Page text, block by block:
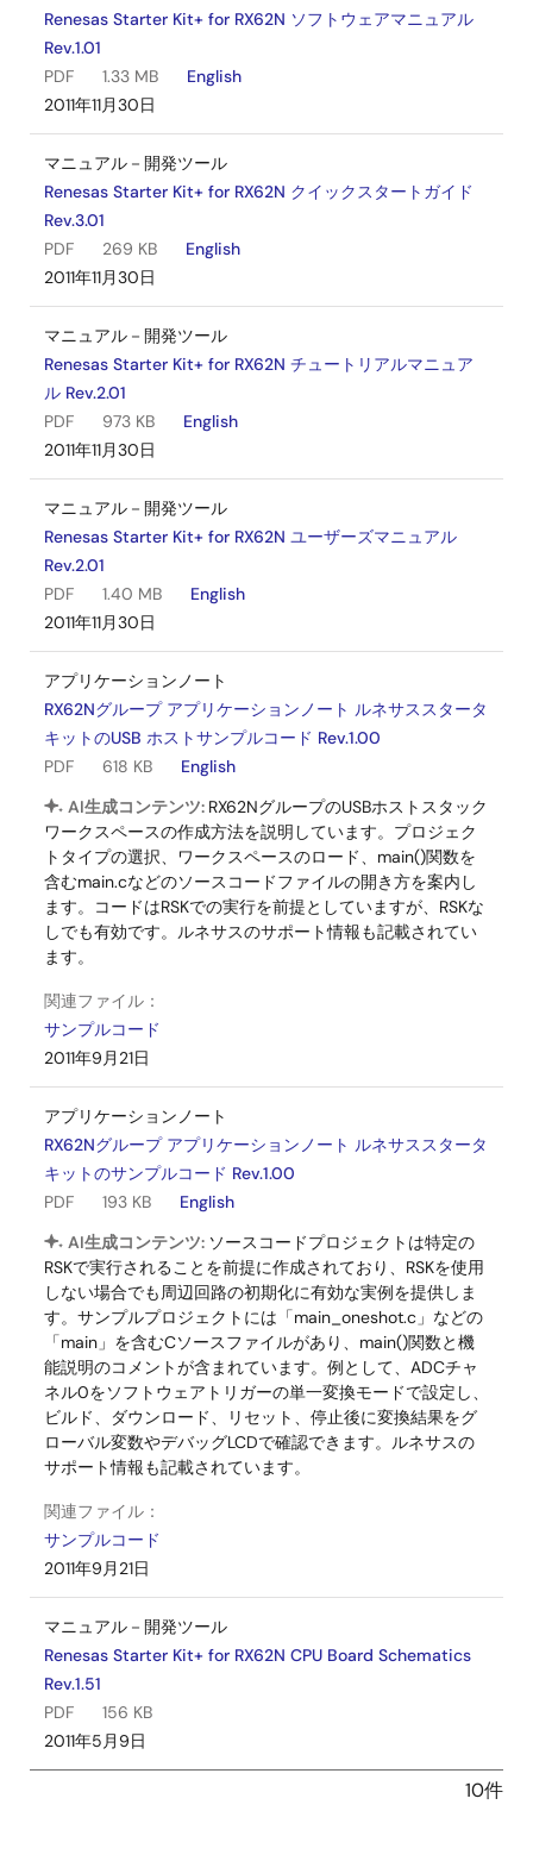
Ethernet (for PHY)：25 MHz
ポテンショメ
ータ
単回転タイプ, 10 kΩ
5 V電源用：(緑) x 1
ユーザ用：(緑) x 1、(橙) x 1, (赤)
Ethernet Status用：(緑) x 3, (黄)
スイッチ
ユーザスイッチ x 3
DIPスイッチ
DC電源コネク
タ
とJ11をオープン(デフォルト)
5 V入力：ジャンパーのJ10とJ11
をショート
クタ
3.3 V入力：2 ピンヘッダ
E1 コネクタ 14 ピン ボックスヘッダ
E20 コネクタ
USBコネクタ
OTG：USB-MiniAB
Function：USB-MiniB
RS232 コネク
9 ピン D-sub
LCDディスプレ
イコネクタ
14 ピン ソケット
LCDパネルコネ
クタ
2.54 mmピッチ, 50 ピン (TFT)
拡張基板イン
2.54 mmピッチ, 26 ピン x 2 (JA1,
BUSインタフ
ェースオプシ
ョン
※USB電源コネクタ、E20コネクタ、USBコネクタ(USB-
MiniB)、LCDパネルコネクタ、拡張基板インタフェース、バス
インタフェースは、製品に付属していません。
※実装しているポテンショメータの仕様は、メーカのサイトを
参照してください。
Renesas Starter Kit+ for RX62N ソフトウェアマニュアル
Rev.1.01
PDF
1.33 MB
English
2011年11月30日
マニュアル－開発ツール
Renesas Starter Kit+ for RX62N クイックスタートガイド
Rev.3.01
PDF
269 KB
English
2011年11月30日
マニュアル－開発ツール
Renesas Starter Kit+ for RX62N チュートリアルマニュア
ル Rev.2.01
PDF
973 KB
English
2011年11月30日
マニュアル－開発ツール
Renesas Starter Kit+ for RX62N ユーザーズマニュアル
Rev.2.01
PDF
1.40 MB
English
2011年11月30日
アプリケーションノート
RX62Nグループ アプリケーションノート ルネサススタータ
キットのUSB ホストサンプルコード Rev.1.00
PDF
618 KB
English
AI生成コンテンツ: RX62NグループのUSBホストスタック
ワークスペースの作成方法を説明しています。プロジェク
トタイプの選択、ワークスペースのロード、main()関数を
含むmain.cなどのソースコードファイルの開き方を案内し
ます。コードはRSKでの実行を前提としていますが、RSKな
しでも有効です。ルネサスのサポート情報も記載されてい
ます。
関連ファイル：
サンプルコード
2011年9月21日
アプリケーションノート
RX62Nグループ アプリケーションノート ルネサススタータ
キットのサンプルコード Rev.1.00
PDF
193 KB
English
AI生成コンテンツ: ソースコードプロジェクトは特定の
RSKで実行されることを前提に作成されており、RSKを使用
しない場合でも周辺回路の初期化に有効な実例を提供しま
す。サンプルプロジェクトには「main_oneshot.c」などの
「main」を含むCソースファイルがあり、main()関数と機
能説明のコメントが含まれています。例として、ADCチャ
ネル0をソフトウェアトリガーの単一変換モードで設定し、
ビルド、ダウンロード、リセット、停止後に変換結果をグ
ローバル変数やデバッグLCDで確認できます。ルネサスの
サポート情報も記載されています。
関連ファイル：
サンプルコード
2011年9月21日
マニュアル－開発ツール
Renesas Starter Kit+ for RX62N CPU Board Schematics
Rev.1.51
PDF
156 KB
2011年5月9日
10件